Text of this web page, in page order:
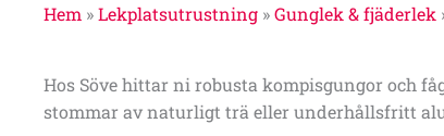
Hem »Lekplatsutrustning »Gunglek & fjäderlek
Hos Söve hittar ni robusta kompisgungor och
stommar av naturligt trä eller underhållsfritt